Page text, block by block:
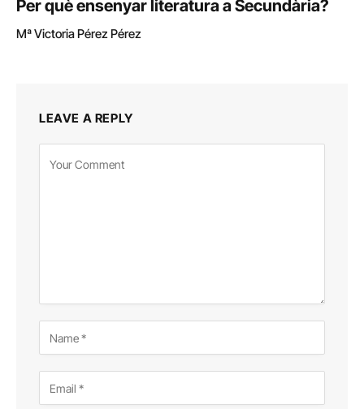
Per què ensenyar literatura a Secundària?
Mª Victoria Pérez Pérez
LEAVE A REPLY